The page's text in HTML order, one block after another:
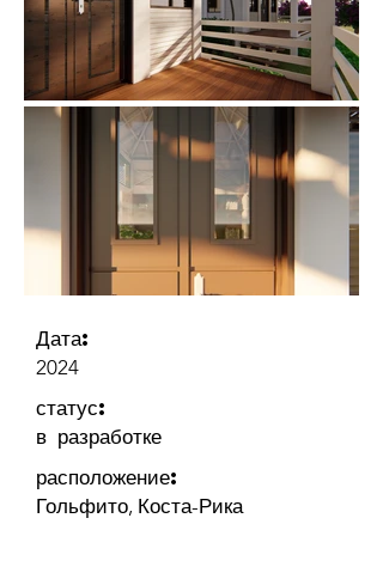
Дата:
2024
статус:
в разработке
расположение:
Гольфито, Коста-Рика